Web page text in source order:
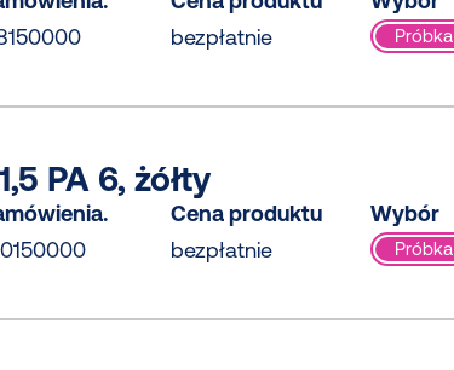
bezpłatnie
Próbka
PA 6, żółty
Cena produktu
bezpłatnie
Wybór
Próbka